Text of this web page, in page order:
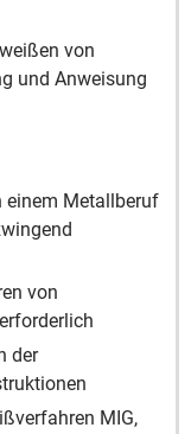
von
und Anweisung
einem Metallberuf
von
der
MIG,